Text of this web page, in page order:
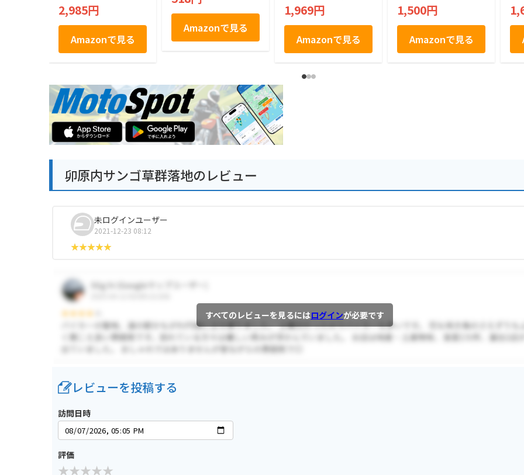
2,985円
Amazonで見る
Amazonで見る
1,969円
Amazonで見る
1,500円
Amazonで見る
卯原内サンゴ草群落地のレビュー
未ログインユーザー
2021-12-23 08:12
すべてのレビューを見るにはログインが必要です
レビューを投稿する
訪問日時
評価